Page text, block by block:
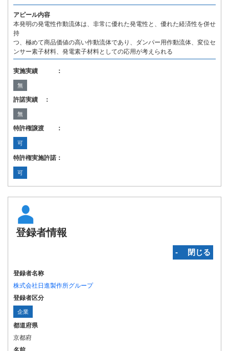
アピール内容
本発明の発電性作動流体は、非常に優れた発電性と、優れた経済性を併せ
持
つ、極めて商品価値の高い作動流体であり、ダンパー用作動流体、変位セ
ンサー素子材料、発電素子材料としての応用が考えられる
実施実績 ：
無
許諾実績 ：
無
特許権譲渡 ：
可
特許権実施許諾：
可
登録者情報
‐ 閉じる
登録者名称
株式会社日進製作所グループ
登録者区分
企業
都道府県
京都府